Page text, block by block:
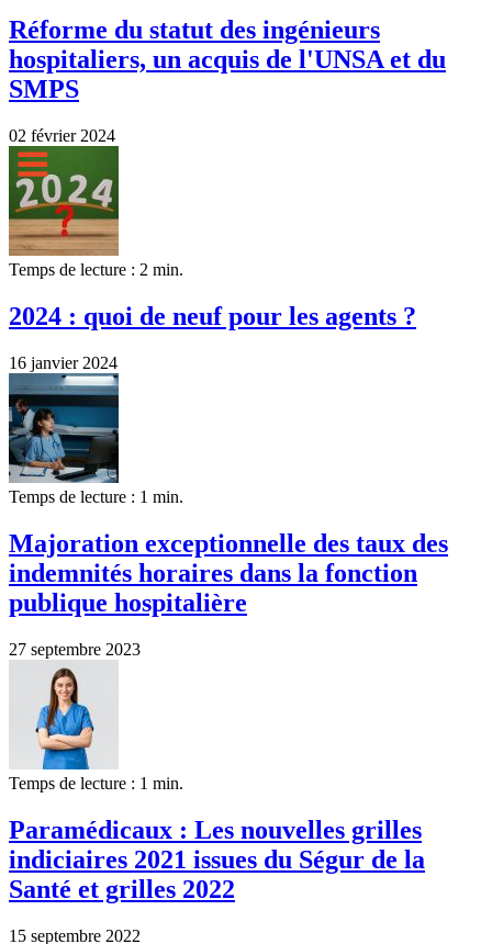
Réforme du statut des ingénieurs
hospitaliers, un acquis de l'UNSA et du
SMPS
02 février 2024
Temps de lecture : 2 min.
2024 : quoi de neuf pour les agents ?
16 janvier 2024
Temps de lecture : 1 min.
Majoration exceptionnelle des taux des
indemnités horaires dans la fonction
publique hospitalière
27 septembre 2023
Temps de lecture : 1 min.
Paramédicaux : Les nouvelles grilles
indiciaires 2021 issues du Ségur de la
Santé et grilles 2022
15 septembre 2022